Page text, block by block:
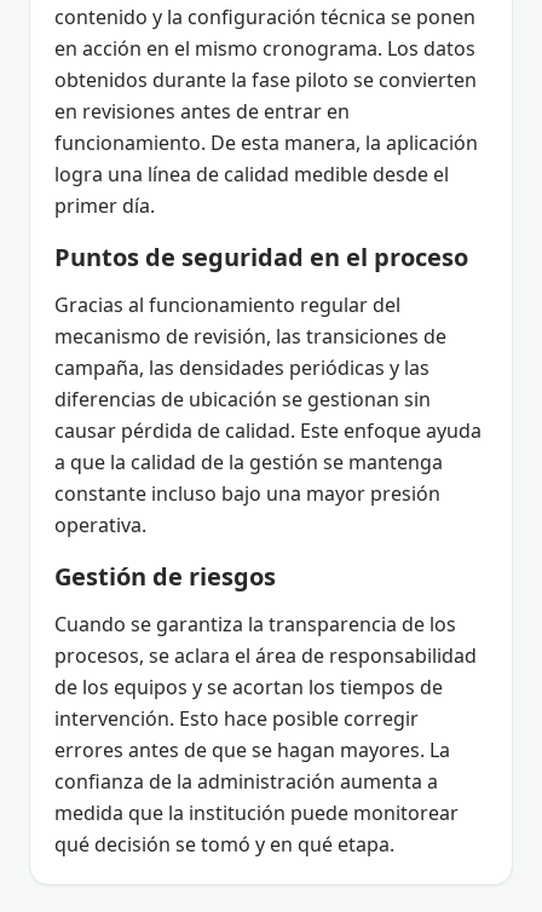
contenido y la configuración técnica se ponen
en acción en el mismo cronograma. Los datos
obtenidos durante la fase piloto se convierten
en revisiones antes de entrar en
funcionamiento. De esta manera, la aplicación
logra una línea de calidad medible desde el
primer día.
Puntos de seguridad en el proceso
Gracias al funcionamiento regular del
mecanismo de revisión, las transiciones de
campaña, las densidades periódicas y las
diferencias de ubicación se gestionan sin
causar pérdida de calidad. Este enfoque ayuda
a que la calidad de la gestión se mantenga
constante incluso bajo una mayor presión
operativa.
Gestión de riesgos
Cuando se garantiza la transparencia de los
procesos, se aclara el área de responsabilidad
de los equipos y se acortan los tiempos de
intervención. Esto hace posible corregir
errores antes de que se hagan mayores. La
confianza de la administración aumenta a
medida que la institución puede monitorear
qué decisión se tomó y en qué etapa.